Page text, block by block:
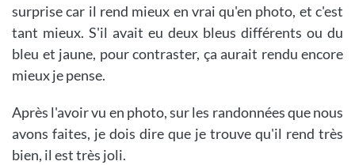
surprise car il rend mieux en vrai qu'en photo, et c'est
tant mieux. S'il avait eu deux bleus différents ou du
bleu et jaune, pour contraster, ça aurait rendu encore
mieux je pense.
Après l'avoir vu en photo, sur les randonnées que nous
avons faites, je dois dire que je trouve qu'il rend très
bien, il est très joli.